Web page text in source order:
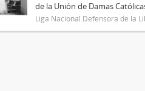
de la Unión de Damas
Liga Nacional Defensora de la